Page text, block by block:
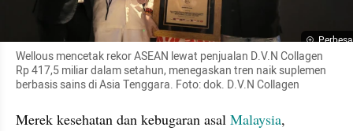
Wellous mencetak rekor ASEAN lewat penjualan D.V.N Collagen
Rp 417,5 miliar dalam setahun, menegaskan tren naik suplemen
berbasis sains di Asia Tenggara. Foto: dok. D.V.N Collagen
Merek kesehatan dan kebugaran asal Malaysia,